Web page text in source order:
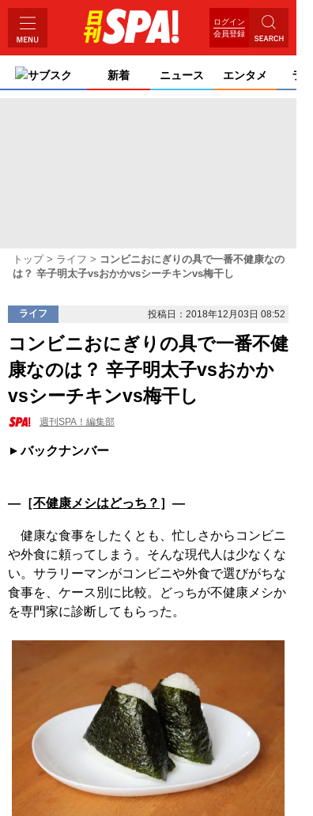
ログイン
会員登録
サブスク 新着 ニュース エンタメ ライ
トップ ライフ
コンビニおにぎりの具で一番不健康なの
は？ 辛子明太子vsおかかvsシーチキンvs梅干し
ライフ 投稿日：2018年12月03日 08:52
コンビニおにぎりの具で一番不健
康なのは？ 辛子明太子vsおかか
vsシーチキンvs梅干し
週刊SPA！編集部
バックナンバー
―［不健康メシはどっち？ ］―
健康な食事をしたくとも、忙しさからコンビニ
や外食に頼ってしまう。そんな現代人は少なくな
い。サラリーマンがコンビニや外食で選びがちな
食事を、ケース別に比較。どっちが不健康メシか
を専門家に診断してもらった。